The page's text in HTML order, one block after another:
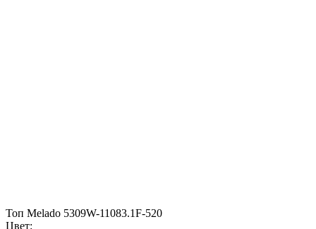
Топ Melado 5309W-11083.1F-520
Цвет: